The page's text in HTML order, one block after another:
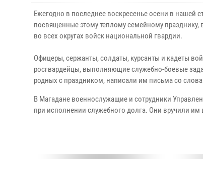
Ежегодно в последнее воскресенье осени в нашей
посвященные этому теплому семейному
во всех округах войск национальной гвардии.
Офицеры, сержанты, солдаты, курсанты и кадеты
росгвардейцы, выполняющие служебно-боевые
родных с праздником, написали им письма со
В Магадане военнослужащие и сотрудники
при исполнении служебного долга. Они вручили им